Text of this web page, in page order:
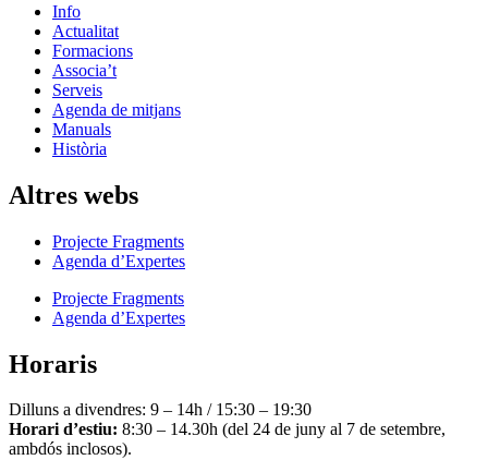
Info
Actualitat
Formacions
Associa’t
Serveis
Agenda de mitjans
Manuals
Història
Altres webs
Projecte Fragments
Agenda d’Expertes
Projecte Fragments
Agenda d’Expertes
Horaris
Dilluns a divendres: 9 – 14h / 15:30 – 19:30
Horari d’estiu: 8:30 – 14.30h (del 24 de juny al 7 de setembre,
ambdós inclosos).